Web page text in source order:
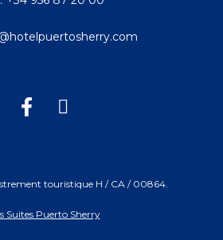
touristique H / CA / 00864.
Suites Puerto Sherry